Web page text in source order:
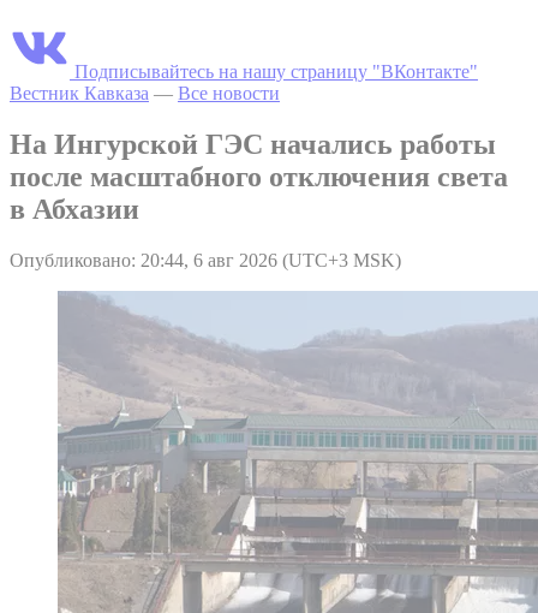
Подписывайтесь на нашу страницу "ВКонтакте"
Вестник Кавказа — Все новости
На Ингурской ГЭС начались работы
после масштабного отключения света
в Абхазии
Опубликовано: 20:44, 6 авг 2026 (UTC+3 MSK)